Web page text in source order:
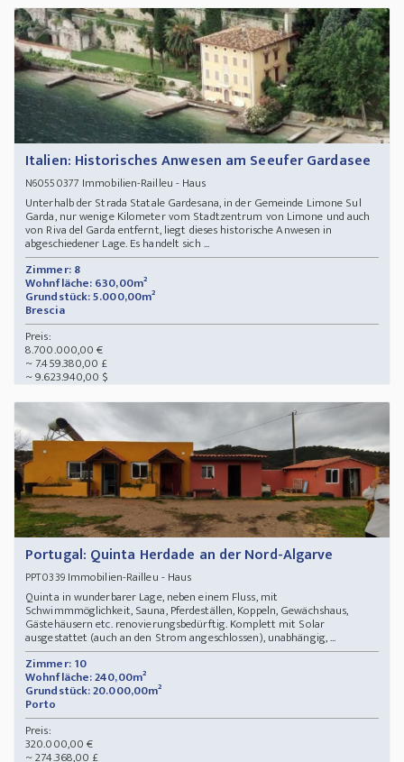
Italien: Historisches Anwesen am Seeufer Gardasee
N60550377 Immobilien-Railleu - Haus
Unterhalb der Strada Statale Gardesana, in der Gemeinde Limone Sul
Garda, nur wenige Kilometer vom Stadtzentrum von Limone und auch
von Riva del Garda entfernt, liegt dieses historische Anwesen in
abgeschiedener Lage. Es handelt sich ...
Zimmer: 8
Wohnfläche: 630,00m²
Grundstück: 5.000,00m²
Brescia
Preis:
8.700.000,00 €
~ 7.459.380,00 £
~ 9.623.940,00 $
Portugal: Quinta Herdade an der Nord-Algarve
PPT0339Immobilien-Railleu - Haus
Quinta in wunderbarer Lage, neben einem Fluss, mit
Schwimmmöglichkeit, Sauna, Pferdeställen, Koppeln, Gewächshaus,
Gästehäusern etc. renovierungsbedürftig. Komplett mit Solar
ausgestattet (auch an den Strom angeschlossen), unabhängig, ...
Zimmer: 10
Wohnfläche: 240,00m²
Grundstück: 20.000,00m²
Porto
Preis:
320.000,00 €
~ 274.368,00 £